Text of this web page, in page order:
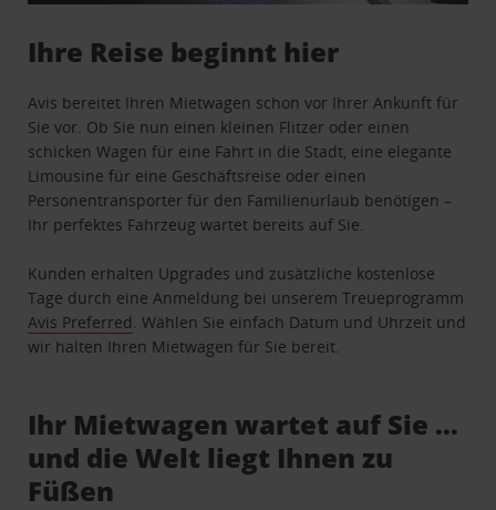
Ihre Reise beginnt hier
Avis bereitet Ihren Mietwagen schon vor Ihrer Ankunft für
Sie vor. Ob Sie nun einen kleinen Flitzer oder einen
schicken Wagen für eine Fahrt in die Stadt, eine elegante
Limousine für eine Geschäftsreise oder einen
Personentransporter für den Familienurlaub benötigen –
Ihr perfektes Fahrzeug wartet bereits auf Sie.
Kunden erhalten Upgrades und zusätzliche kostenlose
Tage durch eine Anmeldung bei unserem Treueprogramm
Avis Preferred . Wählen Sie einfach Datum und Uhrzeit und
wir halten Ihren Mietwagen für Sie bereit.
Ihr Mietwagen wartet auf Sie …
und die Welt liegt Ihnen zu
Füßen